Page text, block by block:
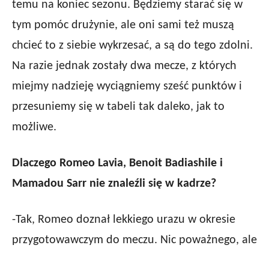
temu na koniec sezonu. Będziemy starać się w
tym pomóc drużynie, ale oni sami też muszą
chcieć to z siebie wykrzesać, a są do tego zdolni.
Na razie jednak zostały dwa mecze, z których
miejmy nadzieję wyciągniemy sześć punktów i
przesuniemy się w tabeli tak daleko, jak to
możliwe.
Dlaczego Romeo Lavia, Benoit Badiashile i
Mamadou Sarr nie znaleźli się w kadrze?
-Tak, Romeo doznał lekkiego urazu w okresie
przygotowawczym do meczu. Nic poważnego, ale